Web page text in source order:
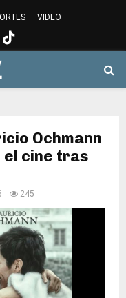
VIDEO
Ochmann
cine tras
245